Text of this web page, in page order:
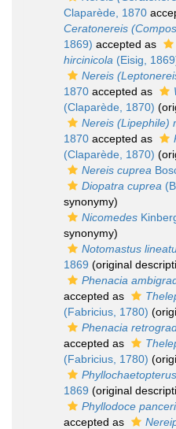
Claparède, 1870
Ceratonereis
1869) accepted as
hircinicola (Eisig,
Nereis
1870 accepted as
(Claparède, 1870)
Nereis (Lipephile)
1870 accepted as
(Claparède, 1870)
Nereis cuprea
Diopatra cuprea
synonymy)
Nicomedes
synonymy)
Notomastus
1869 (original
Phenacia
accepted as
(Fabricius, 1780)
Phenacia
accepted as
(Fabricius, 1780)
1869 (original
Phyllodoce
accepted as